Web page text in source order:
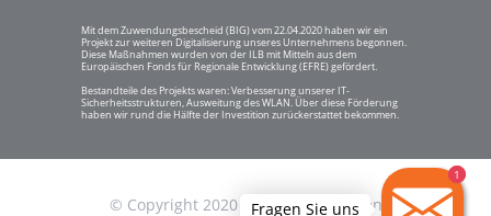
Mit dem Zuwendungsbescheid (BIG) vom 22.04.2020 haben wir ein
Projekt zur weiteren Digitalisierung unseres Unternehmens begonnen.
Diese Maßnahmen wurden von der ILB mit Mitteln aus dem
Europäischen Fonds für Regionale Entwicklung (EFRE) gefördert.
Bestandteile des Projekts waren: Verbesserung unserer IT-
Sicherheitsstrukturen, Ausweitung des WLAN. Über diese Förderung
haben wir rund die Hälfte der Investition zurückerstattet bekommen.
© Copyright 2020 Automobile Zossen
11